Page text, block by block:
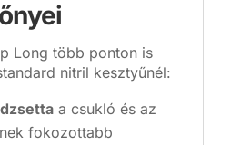
Long több ponton is
nitril kesztyűnél:
a csukló és az
fokozottabb